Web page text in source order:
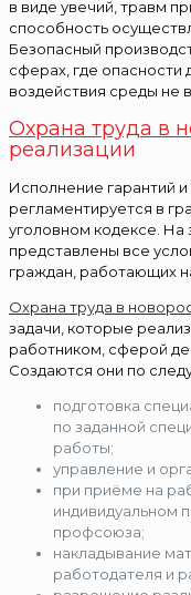
в виде увечий, травм
способность
Безопасный
сферах, где опасности
воздействия среды не
Охрана труда в
реализации
Исполнение гарантий
регламентируется в
уголовном кодексе. На
представлены все
граждан, работающих
Охрана труда в
задачи, которые
работником, сферой
Создаются они по
подготовка
по заданной
работы;
управление и
при приёме на
индивидуальном
профсоюза;
накладывание
работодателя и